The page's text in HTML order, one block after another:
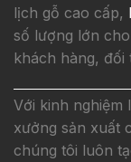
lịch gỗ cao cấp,
số lượng lớn
khách hàng, đối
Với kinh nghiệm
xưởng sản xuất
chúng tôi luôn